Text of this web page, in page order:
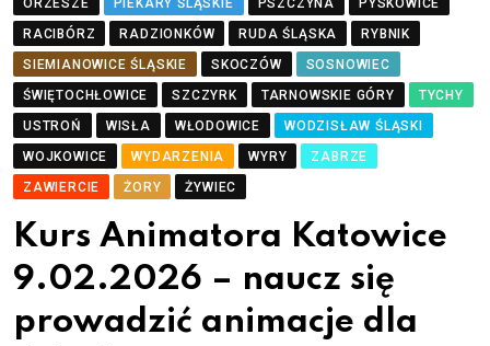
ORZESZE PIEKARY ŚLĄSKIE PSZCZYNA
PYSKOWICE
RACIBÓRZ
RADZIONKÓW RUDA ŚLĄSKA
RYBNIK
SIEMIANOWICE ŚLĄSKIE
SKOCZÓW
SOSNOWIEC
ŚWIĘTOCHŁOWICE
SZCZYRK TARNOWSKIE GÓRY
TYCHY
USTROŃ
WISŁA WŁODOWICE
WODZISŁAW ŚLĄSKI
WOJKOWICE
WYDARZENIA WYRY
ZABRZE
ZAWIERCIE
ŻORY ŻYWIEC
Kurs Animatora Katowice
9.02.2026 – naucz się
prowadzić animacje dla